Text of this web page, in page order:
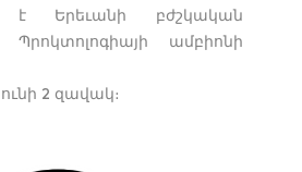
է Երեւանի բժշկական
Պրոկտոլոգիայի ամբիոնի
2 զավակ։